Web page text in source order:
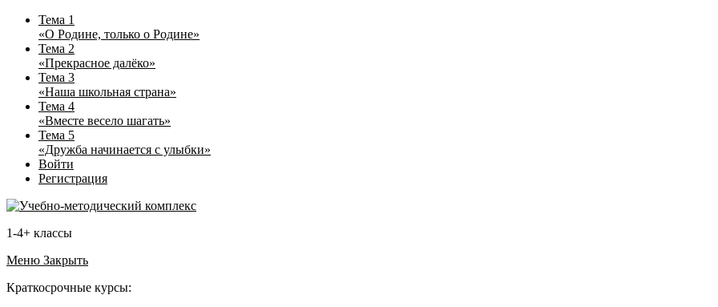
Тема 1
«О Родине, только о Родине»
Тема 2
«Прекрасное далёко»
Тема 3
«Наша школьная страна»
Тема 4
«Вместе весело шагать»
Тема 5
«Дружба начинается с улыбки»
Войти
Регистрация
1-4+ классы
Меню Закрыть
Краткосрочные курсы: